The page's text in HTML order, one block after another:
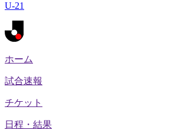
U-21
ホーム
試合速報
チケット
日程・結果